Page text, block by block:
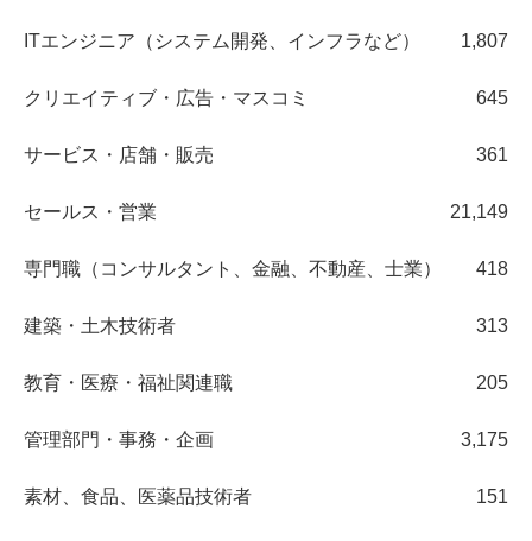
ITエンジニア（システム開発、インフラなど） 1,807
クリエイティブ・広告・マスコミ 645
サービス・店舗・販売 361
セールス・営業 21,149
専門職（コンサルタント、金融、不動産、士業） 418
建築・土木技術者 313
教育・医療・福祉関連職 205
管理部門・事務・企画 3,175
素材、食品、医薬品技術者 151